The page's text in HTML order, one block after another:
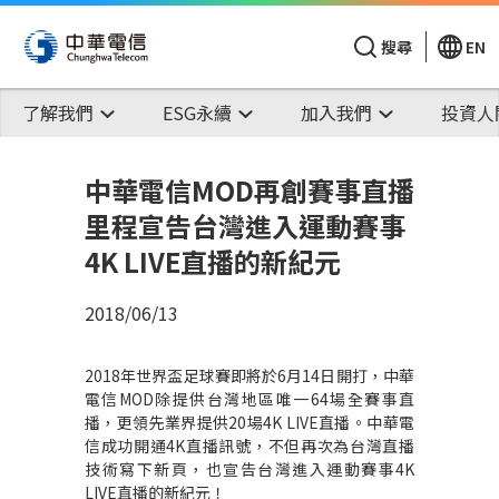
搜尋 EN
了解我們 ESG永續 加入我們 投資
中華電信MOD再創賽事直播
里程宣告台灣進入運動賽事
4K LIVE直播的新紀元
2018/06/13
2018年世界盃足球賽即將於6月14日開打，中華
電信MOD除提供台灣地區唯一64場全賽事直
播，更領先業界提供20場4K LIVE直播。中華電
信成功開通4K直播訊號，不但再次為台灣直播
技術寫下新頁，也宣告台灣進入運動賽事4K
LIVE直播的新紀元！